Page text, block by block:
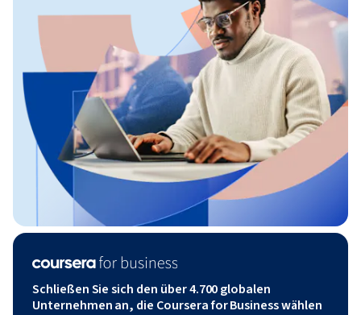
Schließen Sie sich den über 4.700 globalen
Unternehmen an, die Coursera for Business wählen